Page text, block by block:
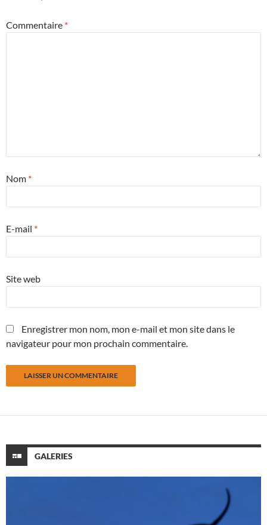
Commentaire *
Nom *
E-mail *
Site web
Enregistrer mon nom, mon e-mail et mon site dans le
navigateur pour mon prochain commentaire.
GALERIES